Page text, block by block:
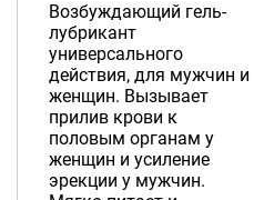
Возбуждающий гель-
лубрикант
универсального
действия, для мужчин и
женщин. Вызывает
прилив крови к
половым органам у
женщин и усиление
эрекции у мужчин.